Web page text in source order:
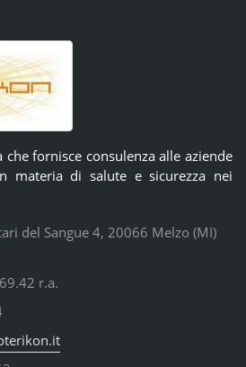
fornisce consulenza alle aziende
materia di salute e sicurezza nei
del Sangue 4, 20066 Melzo (MI)
r.a.